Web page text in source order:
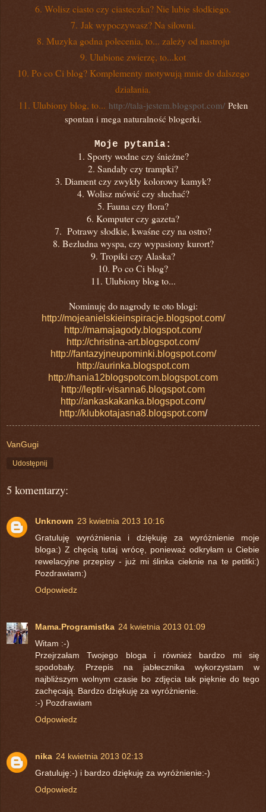
6. Wolisz ciasto czy ciasteczka? Nie lubie słodkiego.
7. Jak wypoczywasz? Na siłowni.
8. Muzyka godna polecenia, to... zależy od nastroju
9. Ulubione zwierzę, to...kot
10. Po co Ci blog? Komplementy motywują mnie do dalszego
działania.
11. Ulubiony blog, to... http://tala-jestem.blogspot.com/ Pełen
spontan i mega naturalność blogerki.
Moje pytania:
1. Sporty wodne czy śnieżne?
2. Sandały czy trampki?
3. Diament czy zwykły kolorowy kamyk?
4. Wolisz mówić czy słuchać?
5. Fauna czy flora?
6. Komputer czy gazeta?
7. Potrawy słodkie, kwaśne czy na ostro?
8. Bezludna wyspa, czy wypasiony kurort?
9. Tropiki czy Alaska?
10. Po co Ci blog?
11. Ulubiony blog to...
Nominuję do nagrody te oto blogi:
http://mojeanielskieinspiracje.blogspot.com/
http://mamajagody.blogspot.com/
http://christina-art.blogspot.com/
http://fantazyjneupominki.blogspot.com/
http://aurinka.blogspot.com
http://hania12blogspotcom.blogspot.com
http://leptir-visanna6.blogspot.com
http://ankaskakanka.blogspot.com/
http://klubkotajasna8.blogspot.com/
VanGugi
Udostępnij
5 komentarzy:
Unknown 23 kwietnia 2013 10:16
Gratuluję wyróżnienia i dziękuję za wyróżnienie moje
bloga:) Z chęcią tutaj wrócę, ponieważ odkryłam u Ciebie
rewelacyjne przepisy - już mi ślinka cieknie na te petitki:)
Pozdrawiam:)
Odpowiedz
Mama.Programistka 24 kwietnia 2013 01:09
Witam :-)
Przejrzałam Twojego bloga i również bardzo mi się
spodobały. Przepis na jabłecznika wykorzystam w
najbliższym wolnym czasie bo zdjęcia tak pięknie do tego
zachęcają. Bardzo dziękuję za wyróżnienie.
:-) Pozdrawiam
Odpowiedz
nika 24 kwietnia 2013 02:13
Gratuluję:-) i bardzo dziękuję za wyróżnienie:-)
Odpowiedz